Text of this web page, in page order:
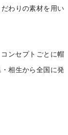
わりの素材を用い
ンセプトごとに帽
相生から全国に発